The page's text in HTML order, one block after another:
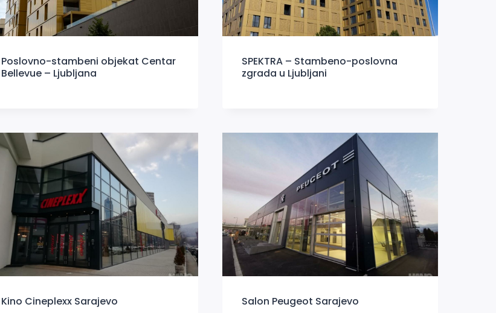
Poslovno-stambeni objekat Centar
Bellevue – Ljubljana
SPEKTRA – Stambeno-poslovna
zgrada u Ljubljani
Kino Cineplexx Sarajevo Salon Peugeot Sarajevo